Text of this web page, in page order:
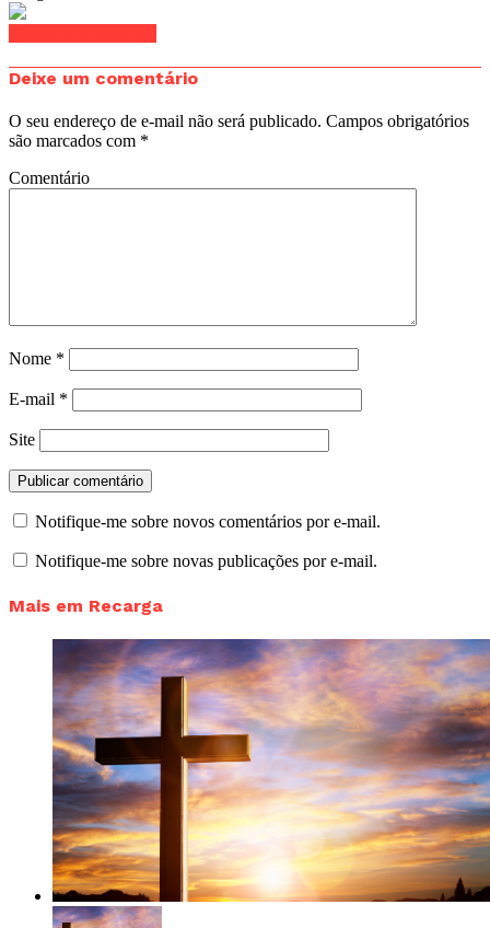
Deixe um comentário
O seu endereço de e-mail não será publicado. Campos obrigatórios
são marcados com *
Comentário
Nome *
E-mail *
Site
Notifique-me sobre novos comentários por e-mail.
Notifique-me sobre novas publicações por e-mail.
Mais em Recarga